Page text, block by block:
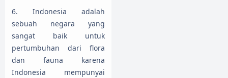
6. Indonesia adalah
sebuah negara yang
sangat baik untuk
pertumbuhan dari flora
dan fauna karena
Indonesia mempunyai